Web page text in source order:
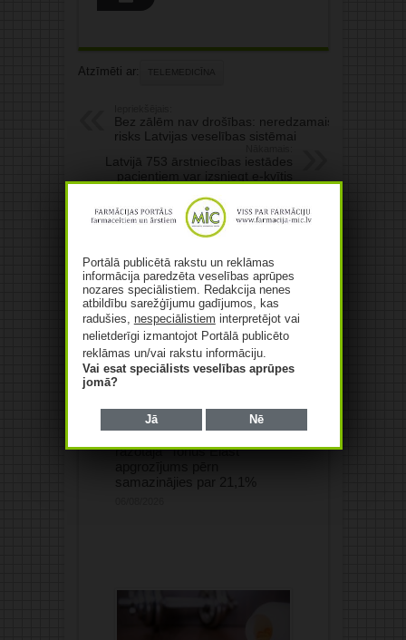
Atzīmēti ar: TELEMEDICĪNA
Bez zālēm nav drošības: neredzamais
risks Latvijas veselības sistēmai
Latvijā 753 ārstniecības iestādes
pacientiem var izsniegt e-kvītis
Saistītie raksti
2026. gada 25. septembrī
LFB aicina uz menedžmenta
kompetenču konferenci Rīgā!
06/08/2026
Medicīnisko elastīgo un
kompresijas izstrādājumu
ražotāja “Tonus Elast”
samazinājies par 21,1%
Portālā publicētā rakstu un reklāmas
informācija paredzēta veselības aprūpes
nozares speciālistiem. Redakcija nenes
atbildību sarežģījumu gadījumos, kas
radušies, nespeciālistiem interpretējot vai
nelietderīgi izmantojot Portālā publicēto
reklāmas un/vai rakstu informāciju.
Vai esat speciālists veselības aprūpes
jomā?
Jā Nē